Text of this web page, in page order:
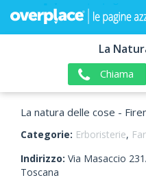
La
Chiama
La natura delle cose -
Categorie: Erboristerie,
Indirizzo: Via Masaccio
Toscana